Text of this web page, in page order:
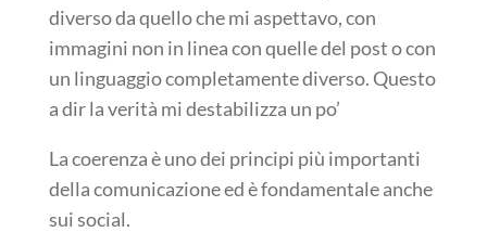
diverso da quello che mi aspettavo, con
immagini non in linea con quelle del post o con
un linguaggio completamente diverso. Questo
a dir la verità mi destabilizza un po’
La coerenza è uno dei principi più importanti
della comunicazione ed è fondamentale anche
sui social.